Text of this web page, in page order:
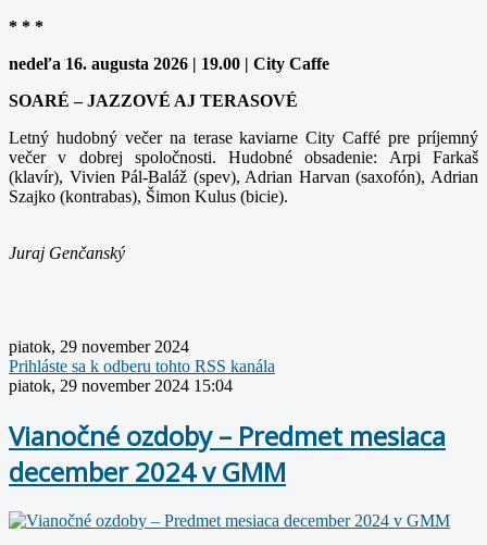
* * *
nedeľa 16. augusta 2026 | 19.00 | City Caffe
SOARÉ – JAZZOVÉ AJ TERASOVÉ
Letný hudobný večer na terase kaviarne City Caffé pre príjemný
večer v dobrej spoločnosti. Hudobné obsadenie: Arpi Farkaš
(klavír), Vivien Pál-Baláž (spev), Adrian Harvan (saxofón), Adrian
Szajko (kontrabas), Šimon Kulus (bicie).
Juraj Genčanský
piatok, 29 november 2024
Prihláste sa k odberu tohto RSS kanála
piatok, 29 november 2024 15:04
Vianočné ozdoby – Predmet mesiaca
december 2024 v GMM